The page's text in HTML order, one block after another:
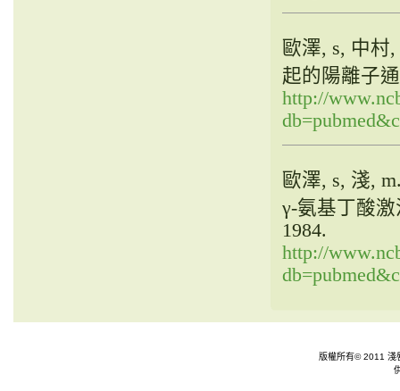
歐澤, s, 中村
起的陽離子
http://
歐澤, s, 淺,
γ-氨基丁酸
1984.
http://
版權所有© 2011 淺